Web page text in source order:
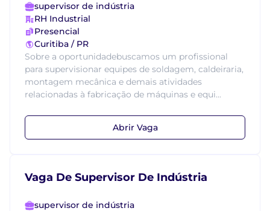
supervisor de indústria
RH Industrial
Presencial
Curitiba / PR
Sobre a oportunidadebuscamos um profissional
para supervisionar equipes de soldagem, caldeiraria,
montagem mecânica e demais atividades
relacionadas à fabricação de máquinas e equi...
Abrir Vaga
Vaga De Supervisor De Indústria
supervisor de indústria